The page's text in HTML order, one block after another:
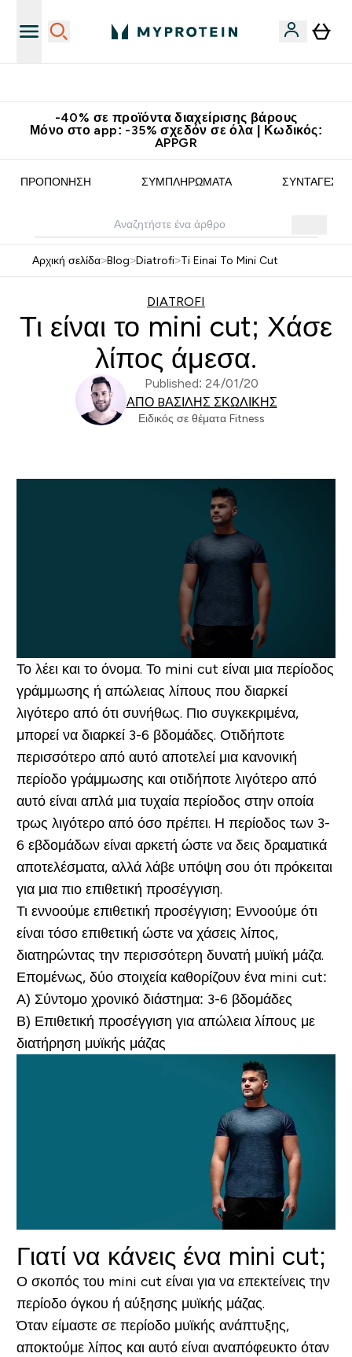
-40% σε προϊόντα διαχείρισης βάρους
Μόνο στο app: -35% σχεδόν σε όλα | Κωδικός:
APPGR
ΠΡΟΠΌΝΗΣΗ ΣΥΜΠΛΗΡΏΜΑΤΑ ΣΥΝΤΑΓΈΣ
Αρχική σελίδα>Blog>Diatrofi>Ti Einai To Mini Cut
DIATROFI
Τι είναι το mini cut; Χάσε
λίπος άμεσα.
Published: 24/01/20
ΑΠΌ BΑΣΊΛΗΣ ΣΚΩΛΊΚΗΣ
Ειδικός σε θέματα Fitness
Το λέει και το όνομα. Το mini cut είναι μια περίοδος
γράμμωσης ή απώλειας λίπους που διαρκεί
λιγότερο από ότι συνήθως. Πιο συγκεκριμένα,
μπορεί να διαρκεί 3-6 βδομάδες. Οτιδήποτε
περισσότερο από αυτό αποτελεί μια κανονική
περίοδο γράμμωσης και οτιδήποτε λιγότερο από
αυτό είναι απλά μια τυχαία περίοδος στην οποία
τρως λιγότερο από όσο πρέπει. Η περίοδος των 3-
6 εβδομάδων είναι αρκετή ώστε να δεις δραματικά
αποτελέσματα, αλλά λάβε υπόψη σου ότι πρόκειται
για μια πιο επιθετική προσέγγιση.
Τι εννοούμε επιθετική προσέγγιση; Εννοούμε ότι
είναι τόσο επιθετική ώστε να χάσεις λίπος,
διατηρώντας την περισσότερη δυνατή μυϊκή μάζα.
Επομένως, δύο στοιχεία καθορίζουν ένα mini cut:
Α) Σύντομο χρονικό διάστημα: 3-6 βδομάδες
Β) Επιθετική προσέγγιση για απώλεια λίπους με
διατήρηση μυϊκής μάζας
Γιατί να κάνεις ένα mini cut;
Ο σκοπός του mini cut είναι για να επεκτείνεις την
περίοδο όγκου ή αύξησης μυϊκής μάζας.
Όταν είμαστε σε περίοδο μυϊκής ανάπτυξης,
αποκτούμε λίπος και αυτό είναι αναπόφευκτο όταν